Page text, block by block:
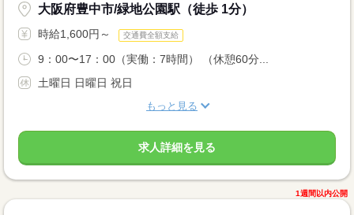
大阪府豊中市/緑地公園駅（徒歩 1分）
時給1,600円～ 交通費全額支給
9：00〜17：00（実働：7時間） （休憩60分...
土曜日 日曜日 祝日
もっと見る
求人詳細を見る
1週間以内公開